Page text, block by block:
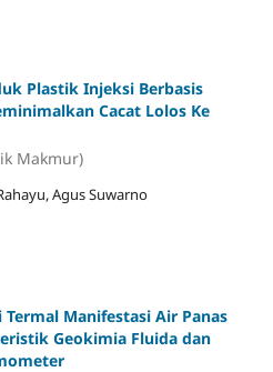
Plastik Injeksi Berbasis
Cacat Lolos Ke
Makmur)
Agus Suwarno
Manifestasi Air Panas
Geokimia Fluida dan